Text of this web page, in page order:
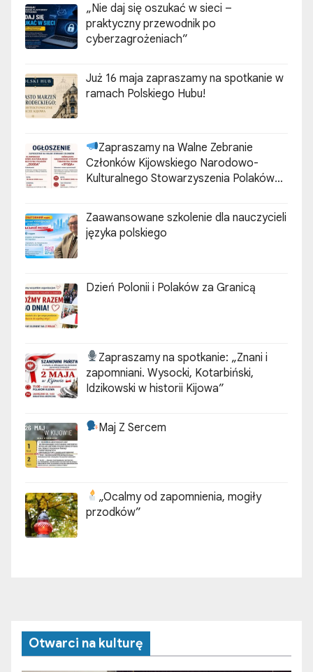
„Nie daj się oszukać w sieci –
praktyczny przewodnik po
cyberzagrożeniach”
Już 16 maja zapraszamy na spotkanie w
ramach Polskiego Hubu!
Zapraszamy na Walne Zebranie
Członków Kijowskiego Narodowo-
Kulturalnego Stowarzyszenia Polaków
Zaawansowane szkolenie dla nauczycieli
języka polskiego
Dzień Polonii i Polaków za Granicą
Zapraszamy na spotkanie: „Znani i
zapomniani. Wysocki, Kotarbiński,
Idzikowski w historii Kijowa”
Maj Z Sercem
„Ocalmy od zapomnienia, mogiły
przodków”
Otwarci na kulturę